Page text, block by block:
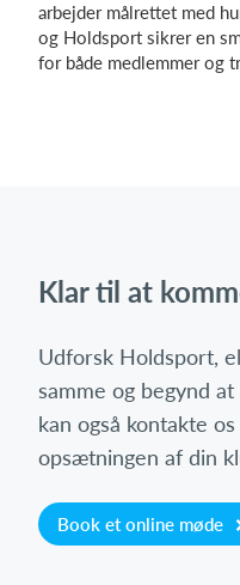
arbejder målrettet med
og Holdsport sikrer en
for både medlemmer og
Klar til at
Udforsk Holdsport,
samme og begynd
kan også kontakte
opsætningen af din
Book et online møde